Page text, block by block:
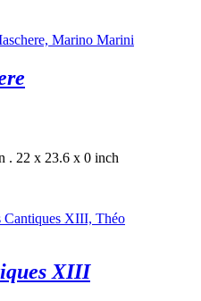
. 22 x 23.6 x 0 inch
XIII